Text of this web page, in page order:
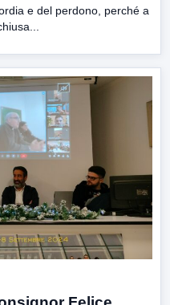
e del perdono, perché a